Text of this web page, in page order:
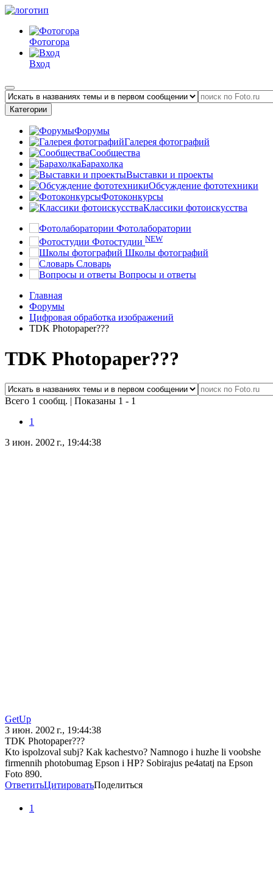
Фотогора
Вход
Категории
Форумы
Галерея фотографий
Сообщества
Барахолка
Выставки и проекты
Обсуждение фототехники
Фотоконкурсы
Классики фотоискусства
Фотолаборатории
Фотостудии NEW
Школы фотографий
Словарь
Вопросы и ответы
Главная
Форумы
Цифровая обработка изображений
TDK Photopaper???
TDK Photopaper???
Всего 1 сообщ. | Показаны 1 - 1
1
3 июн. 2002 г., 19:44:38
GetUp
3 июн. 2002 г., 19:44:38
TDK Photopaper???
Kto ispolzoval subj? Kak kachestvo? Namnogo i huzhe li voobshe
firmennih photobumag Epson i HP? Sobirajus pe4atatj na Epson
Foto 890.
ОтветитьЦитироватьПоделиться
1